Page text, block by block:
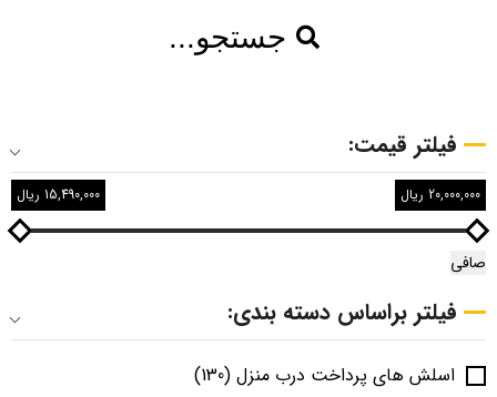
جستجو...
فیلتر قیمت:
صافی
15,490,000 ریال 20,000,000 ریال
فیلتر براساس دسته بندی:
اسلش های پرداخت درب منزل (130)